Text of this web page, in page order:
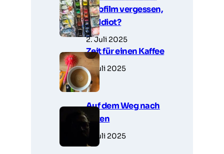
Farbfilm vergessen,
Du Idiot?
2. Juli 2025
Zeit für einen Kaffee
1. Juli 2025
Auf dem Weg nach
unten
1. Juli 2025